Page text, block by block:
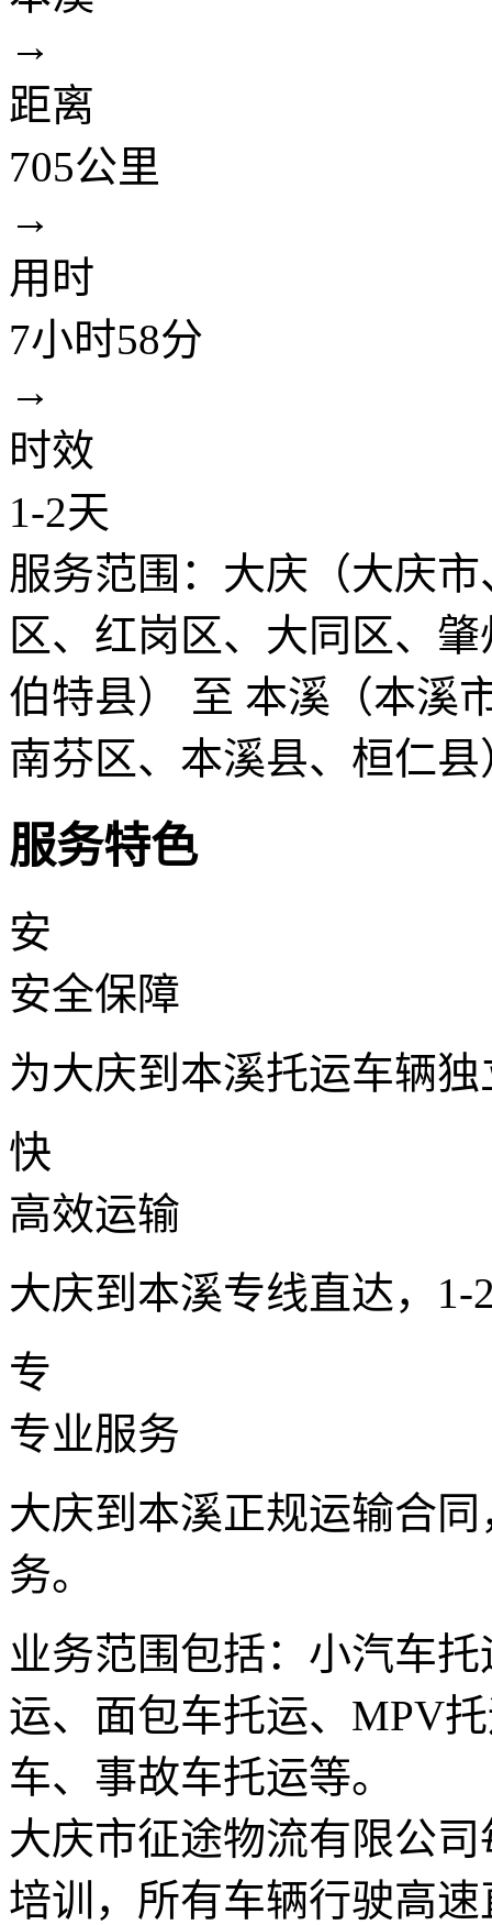
→
距离
705公里
→
用时
7小时58分
→
时效
1-2天
服务范围：大庆（大庆
区、红岗区、大同区、
伯特县） 至 本溪（本溪
南芬区、本溪县、桓仁县
服务特色
安
安全保障
为大庆到本溪托运车辆
快
高效运输
大庆到本溪专线直达，
专
专业服务
大庆到本溪正规运输合
务。
业务范围包括：小汽车
运、面包车托运、MPV
车、事故车托运等。
大庆市征途物流有限公
培训，所有车辆行驶高